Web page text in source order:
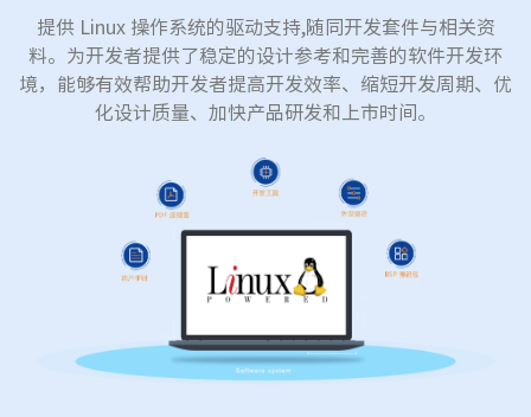
提供 Linux 操作系统的驱动支持,随同开发套件与相关资
料。为开发者提供了稳定的设计参考和完善的软件开发环
境，能够有效帮助开发者提高开发效率、缩短开发周期、优
化设计质量、加快产品研发和上市时间。